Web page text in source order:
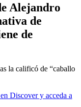
Alejandro
de
de
la calificó de “caballo
Discover y acceda a